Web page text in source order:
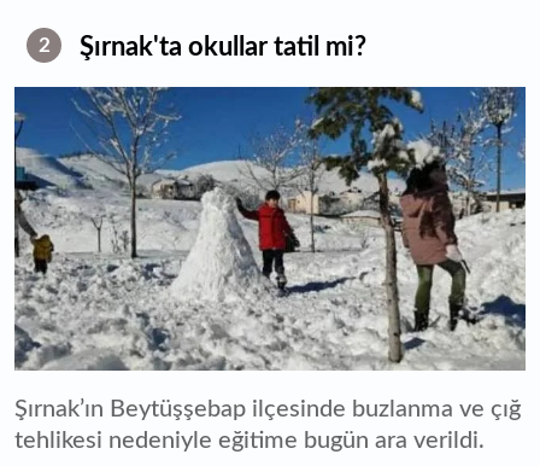
2 Şırnak'ta okullar tatil mi?
Şırnak’ın Beytüşşebap ilçesinde buzlanma ve çığ
tehlikesi nedeniyle eğitime bugün ara verildi.